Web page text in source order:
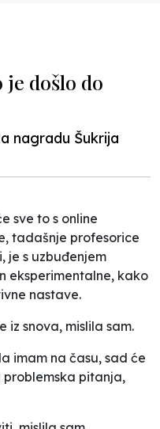
došlo do
nagradu Šukrija
sve to s online
tadašnje profesorice
je s uzbuđenjem
eksperimentalne, kako
nastave.
iz snova, mislila sam.
imam na času, sad će
pitanja,